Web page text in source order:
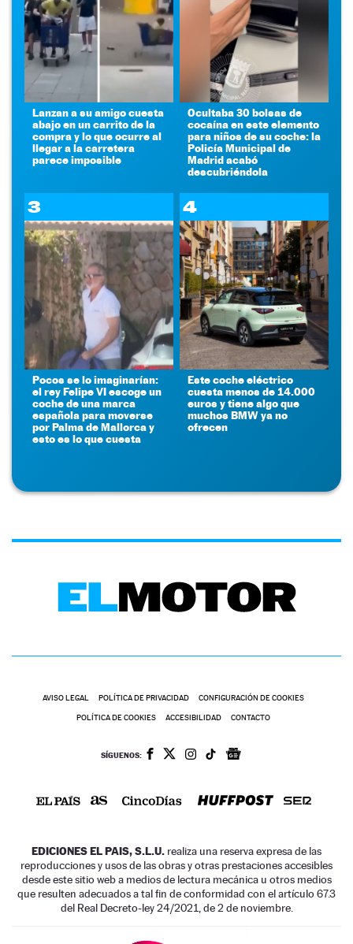
Lanzan a su amigo cuesta
abajo en un carrito de la
compra y lo que ocurre al
llegar a la carretera
parece imposible
Ocultaba 30 bolsas de
cocaína en este elemento
para niños de su coche: la
Policía Municipal de
Madrid acabó
descubriéndola
3
Pocos se lo imaginarían:
el rey Felipe VI escoge un
coche de una marca
española para moverse
por Palma de Mallorca y
esto es lo que cuesta
4
Este coche eléctrico
cuesta menos de 14.000
euros y tiene algo que
muchos BMW ya no
ofrecen
AVISO LEGAL POLÍTICA DE PRIVACIDAD CONFIGURACIÓN DE COOKIES
POLÍTICA DE COOKIES ACCESIBILIDAD CONTACTO
SÍGUENOS:
EDICIONES EL PAIS, S.L.U. realiza una reserva expresa de las
reproducciones y usos de las obras y otras prestaciones accesibles
desde este sitio web a medios de lectura mecánica u otros medios
que resulten adecuados a tal fin de conformidad con el artículo 67.3
del Real Decreto-ley 24/2021, de 2 de noviembre.